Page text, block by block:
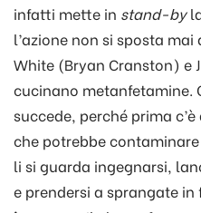
infatti mette in stand-by
l’azione non si sposta
White (Bryan Cranston) e
cucinano metanfetamine.
succede, perché prima
che potrebbe
li si guarda ingegnarsi,
e prendersi a sprangate in